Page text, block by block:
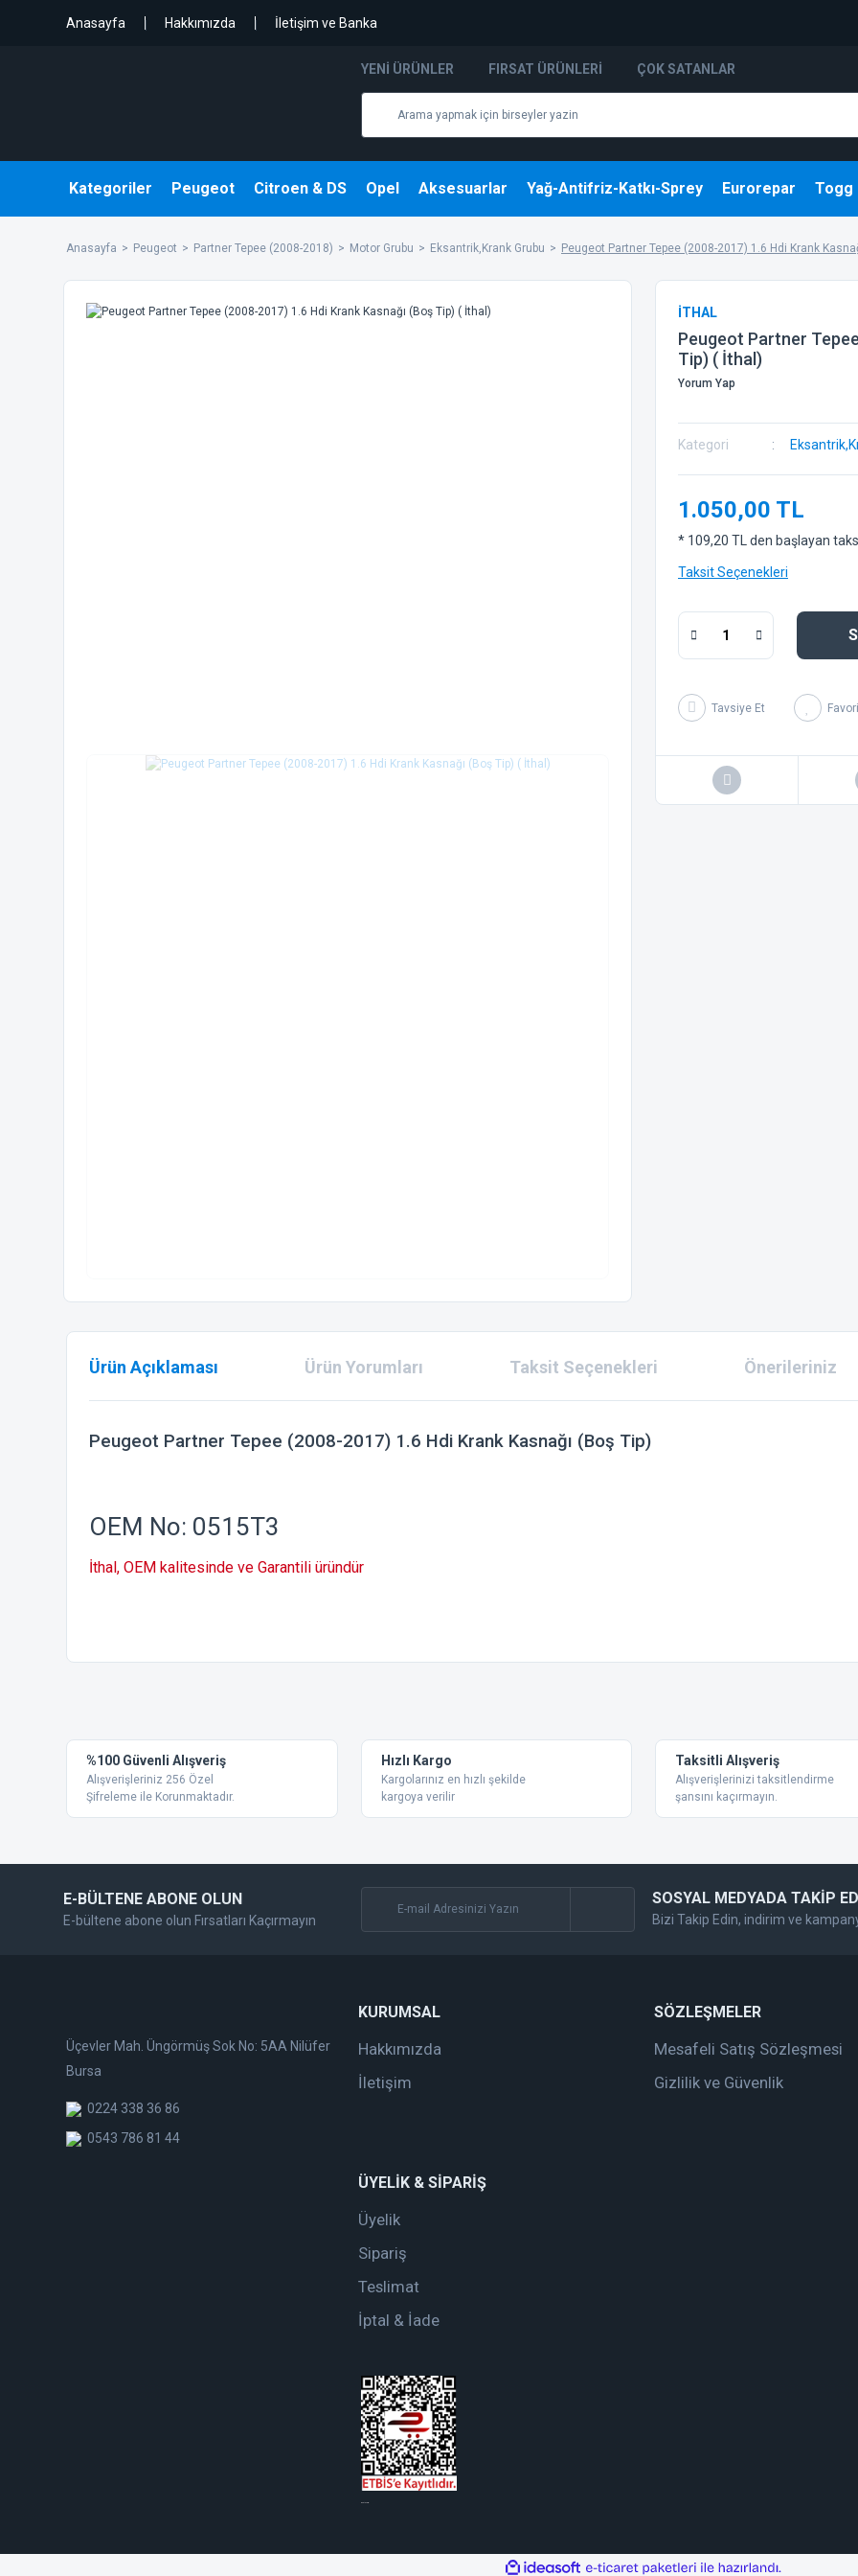
Anasayfa Hakkımızda İletişim ve Banka
YENI ÜRÜNLER FIRSAT ÜRÜNLERI ÇOK SATANLAR
Kategoriler Peugeot Citroen & DS Opel Aksesuarlar Yağ-Antifriz-Katkı-Sprey Eurorepar Togg
Anasayfa Peugeot Partner Tepee (2008-2018) Motor Grubu Eksantrik,Krank Grubu Peugeot Partner Tepee (2008-2017) 1.6 Hdi Krank
İTHAL
Peugeot Partner
Tip) ( İthal)
Yorum Yap
Kategori
1.050,00 TL
* 109,20 TL den başlayan
Taksit Seçenekleri
Tavsiye Et
Ürün Açıklaması Ürün Yorumları Taksit Seçenekleri Önerileriniz
Peugeot Partner Tepee (2008-2017) 1.6 Hdi Krank Kasnağı (Boş Tip)
OEM No: 0515T3
İthal, OEM kalitesinde ve Garantili üründür
Ürün resmi kalitesiz, bozuk veya görüntülenemiyor.
Ürün açıklamasında eksik bilgiler bulunuyor.
Ürün bilgilerinde hatalar bulunuyor.
Ürün fiyatı diğer sitelerden daha pahalı.
%100 Güvenli Alışveriş
Alışverişleriniz 256 Özel
Şifreleme ile Korunmaktadır.
Hızlı Kargo
Kargolarınız en hızlı şekilde
kargoya verilir
Taksitli Alışveriş
Alışverişlerinizi taksitlendirme
şansını kaçırmayın.
E-BÜLTENE ABONE OLUN
E-bültene abone olun Fırsatları Kaçırmayın
SOSYAL MEDYADA TAKİP
Bizi Takip Edin, indirim ve
Üçevler Mah. Üngörmüş Sok No: 5AA Nilüfer
Bursa
0224 338 36 86
0543 786 81 44
KURUMSAL
Hakkımızda
İletişim
SÖZLEŞMELER
Mesafeli Satış Sözleşmesi
Gizlilik ve Güvenlik
ÜYELİK & SİPARİŞ
Üyelik
Sipariş
Teslimat
İptal & İade
ideasoft e-